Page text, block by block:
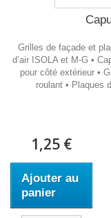
Grilles de façade et
d’air ISOLA et M-G •
pour côté extérieur •
roulant • Plaques
1,25 €
Ajouter au
panier